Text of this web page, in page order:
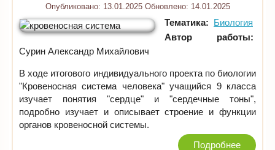
Опубликовано: 13.01.2025 Обновлено: 14.01.2025
Тематика: Биология
Автор работы:
Сурин Александр Михайлович
В ходе итогового индивидуального проекта по биологии
"Кровеносная система человека" учащийся 9 класса
изучает понятия "сердце" и "сердечные тоны",
подробно изучает и описывает строение и функции
органов кровеносной системы.
Подробнее